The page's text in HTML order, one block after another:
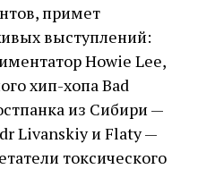
примет
выступлений:
Howie Lee,
хип-хопа Bad
из Сибири —
Livanskiy и Flaty —
токсического